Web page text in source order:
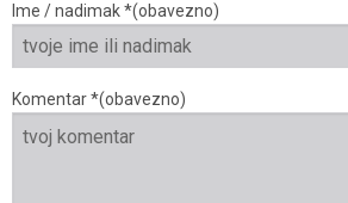
Ime / nadimak *(obavezno)
Komentar *(obavezno)